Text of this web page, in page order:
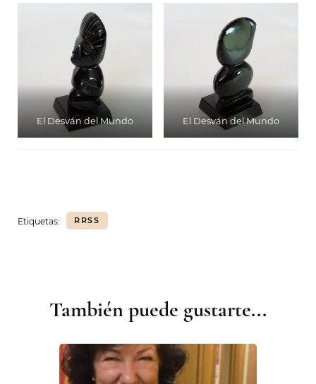
El Desván del Mundo El Desván del Mundo
Etiquetas: RRSS
También puede gustarte...